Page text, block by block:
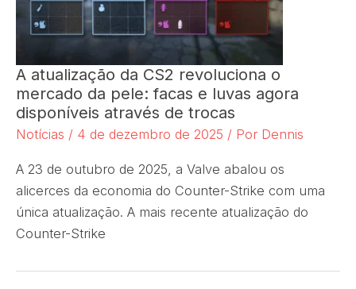
A atualização da CS2 revoluciona o
mercado da pele: facas e luvas agora
disponíveis através de trocas
Notícias / 4 de dezembro de 2025 / Por Dennis
A 23 de outubro de 2025, a Valve abalou os
alicerces da economia do Counter-Strike com uma
única atualização. A mais recente atualização do
Counter-Strike